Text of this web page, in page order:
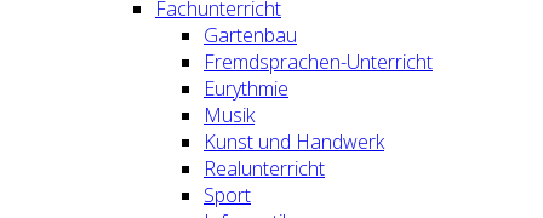
Fachunterricht
Gartenbau
Fremdsprachen-Unterricht
Eurythmie
Musik
Kunst und Handwerk
Realunterricht
Sport